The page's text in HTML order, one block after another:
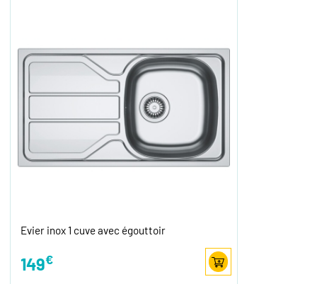
Evier inox 1 cuve avec égouttoir
149€